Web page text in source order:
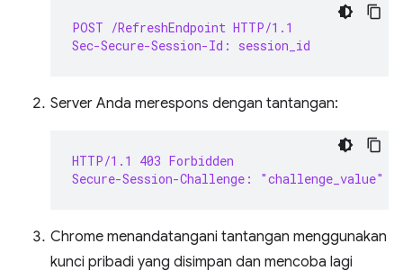
POST /RefreshEndpoint HTTP/1.1
Sec-Secure-Session-Id: session_id
Server Anda merespons dengan tantangan:
HTTP/1.1 403 Forbidden
Secure-Session-Challenge: "challenge_value"
Chrome menandatangani tantangan menggunakan
kunci pribadi yang disimpan dan mencoba lagi